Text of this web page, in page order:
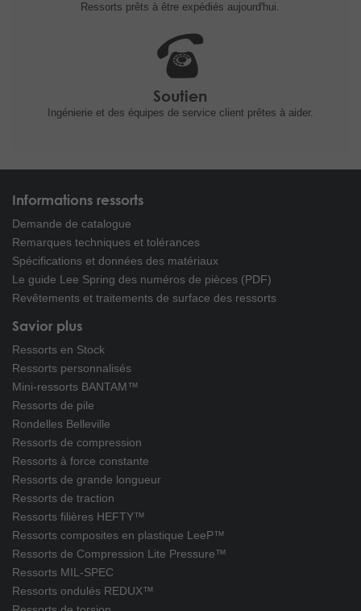
Ressorts prêts à être expédiés aujourd'hui.
Soutien
Ingénierie etdes équipes de service client prêtes àaider.
Informations ressorts
Demande de catalogue
Remarques techniques et tolérances
Spécifications et données des matériaux
Le guide Lee Spring des numéros de pièces (PDF)
Revêtements et traitements de surface des ressorts
Savior plus
Ressorts en Stock
Ressorts personnalisés
Mini-ressorts BANTAM™
Ressorts de pile
Rondelles Belleville
Ressorts de compression
Ressorts à force constante
Ressorts de grande longueur
Ressorts de traction
Ressorts filières HEFTY™
Ressorts composites en plastique LeeP™
Ressorts de Compression Lite Pressure™
Ressorts MIL-SPEC
Ressorts ondulés REDUX™